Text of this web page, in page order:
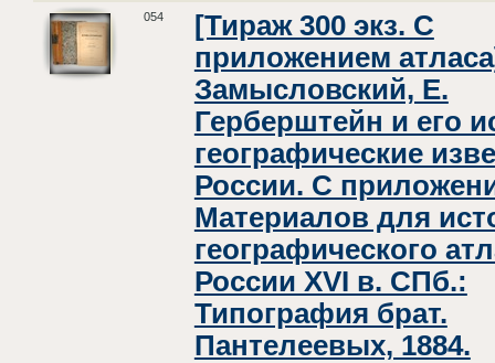
054
[Тираж 300 экз. С
приложением
Замысловский, Е.
Герберштейн и его
географические
России. С
Материалов для
географического
России XVI в. СПб.:
Типография брат.
Пантелеевых, 1884.